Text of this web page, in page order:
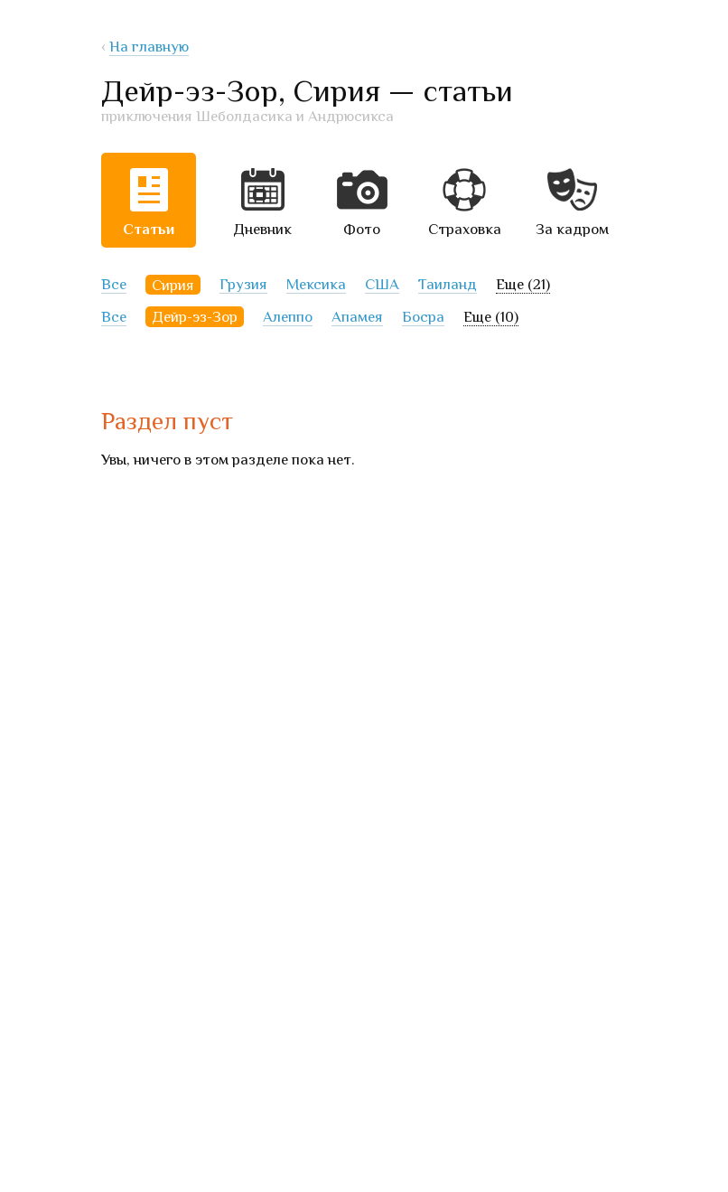
‹ На главную
Дейр-эз-Зор, Сирия — статьи
приключения Шеболдасика и Андрюсикса
Статьи Дневник Фото Страховка За кадром
Все Сирия Грузия Мексика США Таиланд
Еще (21)
Все
Дейр-эз-Зор Алеппо Апамея Босра Еще (10)
Раздел пуст
Увы, ничего в этом разделе пока нет.